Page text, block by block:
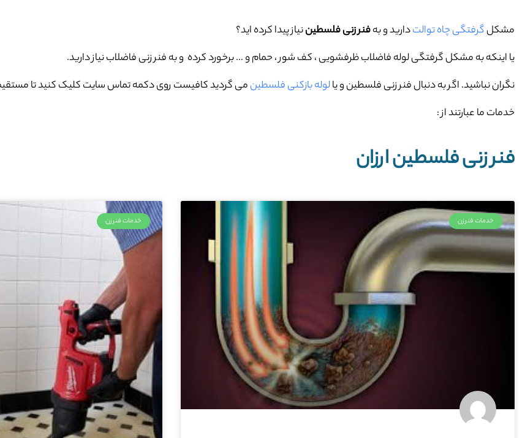
مشکلگرفتگی چاه توالتدارید و بهفنر زنی فلسطیننیاز پیدا کرده اید؟
یا اینکه به مشکل گرفتگی لوله فاضلاب ظرفشویی ، کف شور ، حمام و … برخورد کرده و به فنر زنی فاضلاب نیاز دارید.
نگران نباشید. اگر به دنبال فنر زنی فلسطین و یالوله بازکنی فلسطینمی گردید کافیست روی دکمه تماس سایت کلیک کنید تا
خدمات ما عبارتند از :
فنر زنی فلسطین ارزان
خدمات فنرزن خدمات فنرزن